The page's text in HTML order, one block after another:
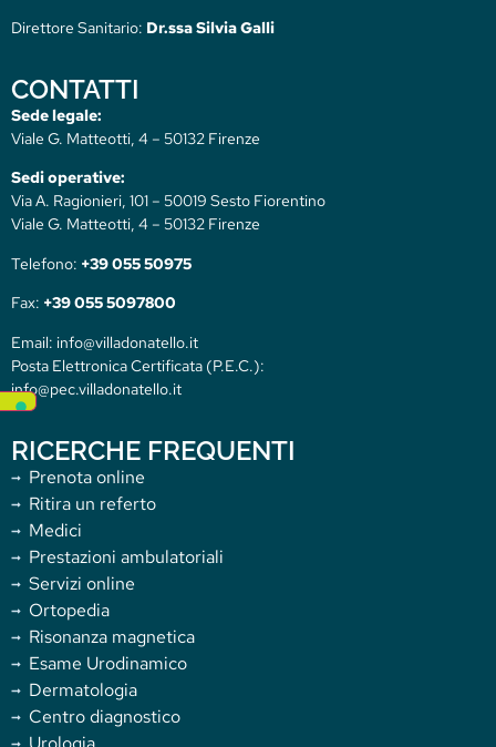
Direttore Sanitario: Dr.ssa Silvia Galli
CONTATTI
Sede legale:
Viale G. Matteotti, 4 – 50132 Firenze
Sedi operative:
Via A. Ragionieri, 101 – 50019 Sesto Fiorentino
Viale G. Matteotti, 4 – 50132 Firenze
Telefono: +39 055 50975
Fax: +39 055 5097800
Email: info@villadonatello.it
Posta Elettronica Certificata (P.E.C.):
info@pec.villadonatello.it
RICERCHE FREQUENTI
Prenota online
Ritira un referto
Medici
Prestazioni ambulatoriali
Servizi online
Ortopedia
Risonanza magnetica
Esame Urodinamico
Dermatologia
Centro diagnostico